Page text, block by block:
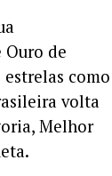
Ouro de
como
volta
Melhor